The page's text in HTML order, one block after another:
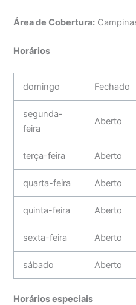
Área de Cobertura:
Horários
domingo Fechado
segunda-
feira
Aberto
terça-feira Aberto
quarta-feira Aberto
quinta-feira Aberto
sexta-feira Aberto
sábado Aberto
Horários especiais